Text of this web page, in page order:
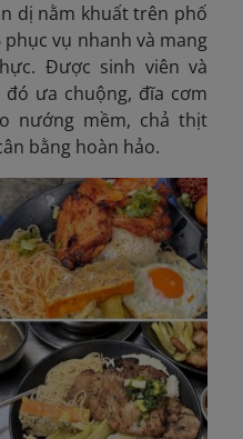
dị nằm khuất trên phố
phục vụ nhanh và mang
Được sinh viên và
ưa chuộng, đĩa cơm
nướng mềm, chả thịt
bằng hoàn hảo.